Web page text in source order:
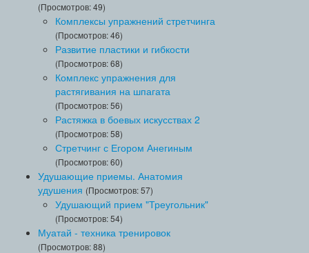
(Просмотров: 49)
Комплексы упражнений стретчинга
(Просмотров: 46)
Развитие пластики и гибкости
(Просмотров: 68)
Комплекс упражнения для
растягивания на шпагата
(Просмотров: 56)
Растяжка в боевых искусствах 2
(Просмотров: 58)
Стретчинг с Егором Анегиным
(Просмотров: 60)
Удушающие приемы. Анатомия
удушения (Просмотров: 57)
Удушающий прием "Треугольник"
(Просмотров: 54)
Муатай - техника тренировок
(Просмотров: 88)